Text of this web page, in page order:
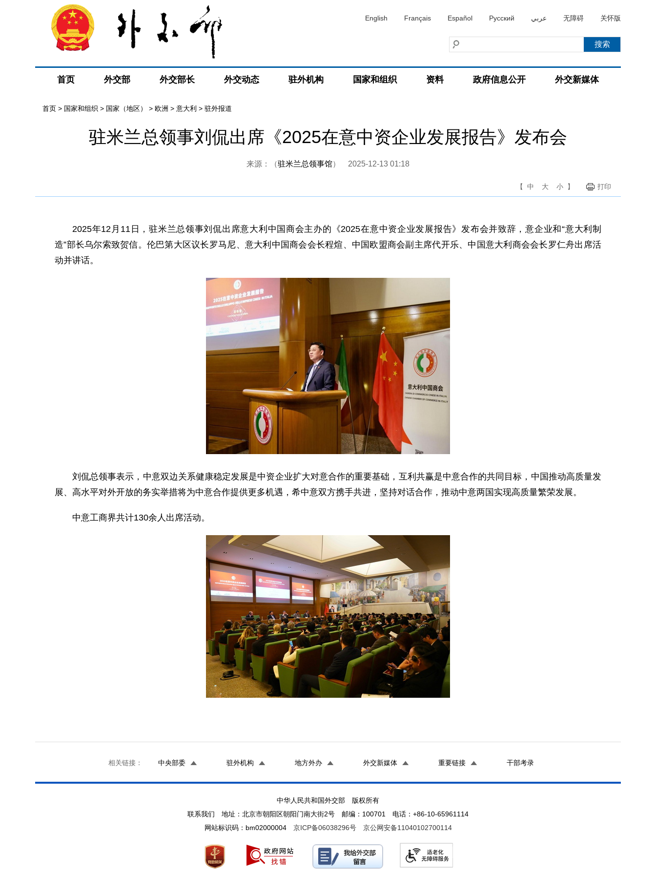
English Français Español Русский عربي 无障碍 关怀版
首页 外交部 外交部长 外交动态 驻外机构 国家和组织 资料 政府信息公开 外交新媒体
首页 > 国家和组织 > 国家（地区） > 欧洲 > 意大利 > 驻外报道
驻米兰总领事刘侃出席《2025在意中资企业发展报告》发布会
来源：（驻米兰总领事馆） 2025-12-13 01:18
【 中 大 小 】 打印
2025年12月11日，驻米兰总领事刘侃出席意大利中国商会主办的《2025在意中资企业发展报告》发布会并致辞，意企业和“意大利制
造”部长乌尔索致贺信。伦巴第大区议长罗马尼、意大利中国商会会长程煊、中国欧盟商会副主席代开乐、中国意大利商会会长罗仁舟出席活
动并讲话。
刘侃总领事表示，中意双边关系健康稳定发展是中资企业扩大对意合作的重要基础，互利共赢是中意合作的共同目标，中国推动高质量发
展、高水平对外开放的务实举措将为中意合作提供更多机遇，希中意双方携手共进，坚持对话合作，推动中意两国实现高质量繁荣发展。
中意工商界共计130余人出席活动。
相关链接： 中央部委 驻外机构 地方外办 外交新媒体 重要链接 干部考录
中华人民共和国外交部 版权所有
联系我们 地址：北京市朝阳区朝阳门南大街2号 邮编：100701 电话：+86-10-65961114
网站标识码：bm02000004 京ICP备06038296号 京公网安备11040102700114